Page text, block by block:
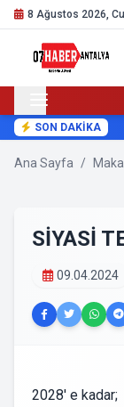
8 Ağustos 2026,
SON DAKİKA
Ana Sayfa /
SİYASİ
09.04.2024
2028' e kadar;